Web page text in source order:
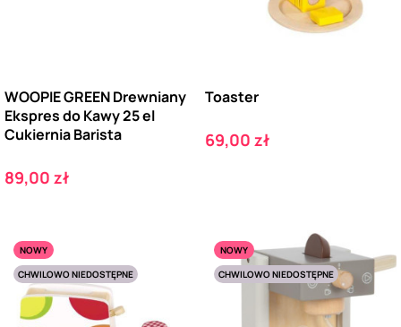
WOOPIE GREEN Drewniany
Ekspres do Kawy 25 el
Cukiernia Barista
Cena
89,00 zł
Toaster
Cena
69,00 zł
NOWY
CHWILOWO NIEDOSTĘPNE
NOWY
CHWILOWO NIEDOSTĘPNE